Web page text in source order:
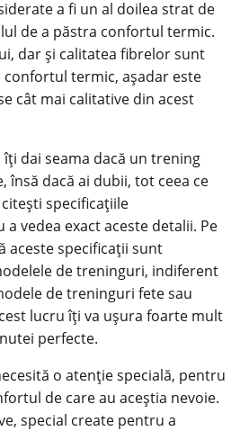
a fi un al doilea strat de
de a păstra confortul termic.
dar și calitatea fibrelor sunt
termic, așadar este
cât mai calitative din acest
dai seama dacă un trening
însă dacă ai dubii, tot ceea ce
specificațiile
vedea exact aceste detalii. Pe
aceste specificații sunt
de treninguri, indiferent
detreninguri fetesau
lucru îți va ușura foarte mult
perfecte.
o atenție specială, pentru
de care au aceștia nevoie.
special create pentru a